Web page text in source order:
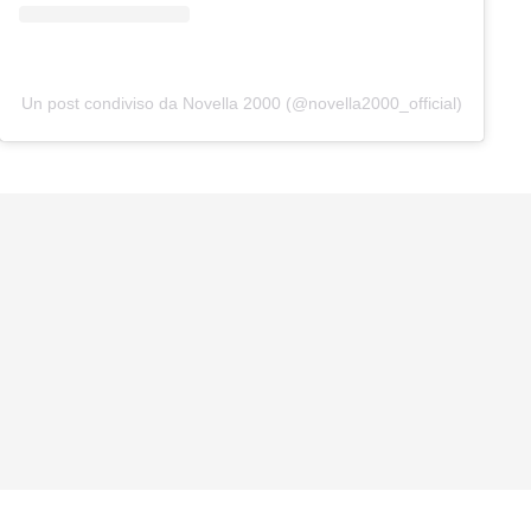
Un post condiviso da Novella 2000 (@novella2000_official)